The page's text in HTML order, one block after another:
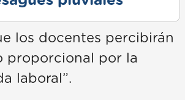
los docentes percibirán
proporcional por la
laboral”.